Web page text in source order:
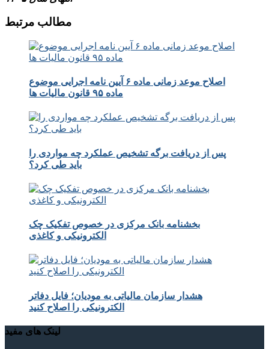
مطالب مرتبط
اصلاح موعد زمانی ماده ۶ آیین نامه اجرایی موضوع
ماده ۹۵ قانون مالیات ها
پس از دریافت برگه تشخیص عملکرد چه مواردی را
باید طی کرد؟
بخشنامه بانک مرکزی در خصوص تفکیک چک
الکترونیکی و کاغذی
هشدار سازمان مالیاتی به مودیان؛ فایل دفاتر
الکترونیکی را اصلاح کنید
لینک های مفید